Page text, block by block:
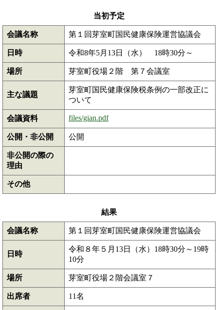
当初予定
会議名称 第１回芽室町国民健康保険運営協議会
日時 令和8年5月13日（水） 18時30分～
場所 芽室町役場２階 第７会議室
主な議題
芽室町国民健康保険税条例の一部改正に
ついて
会議資料 files/gian.pdf
公開・非公開 公開
非公開の際の
理由
その他
結果
会議名称 第１回芽室町国民健康保険運営協議会
日時
令和８年５月13日（水）18時30分～19時
10分
場所 芽室町役場２階会議室７
出席者 11名